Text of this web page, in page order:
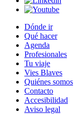
Dónde ir
Qué hacer
Agenda
Profesionales
Tu viaje
Vies Blaves
Quiénes somos
Contacto
Accesibilidad
Aviso legal